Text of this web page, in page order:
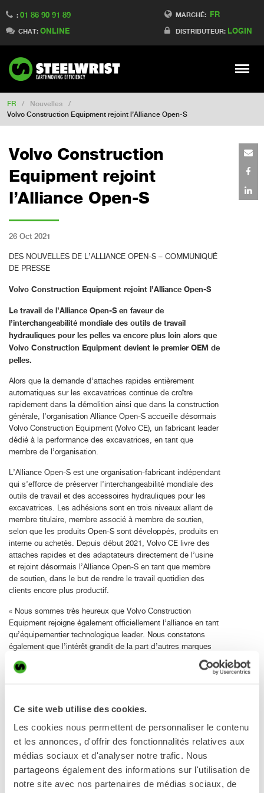
Ce site web utilise des cookies.
Les cookies nous permettent de personnaliser le contenu
et les annonces, d'offrir des fonctionnalités relatives aux
médias sociaux et d'analyser notre trafic. Nous
partageons également des informations sur l'utilisation de
notre site avec nos partenaires de médias sociaux, de
MARCHÉ: FR
DISTRIBUTEUR: LOGIN
: 01 86 90 91 89
CHAT: ONLINE
Meny
Switch to Finland
Switch to Denmark
Switch to China
Switch to Australia
Change market
FR / Nouvelles
/
Volvo Construction Equipment rejoint l’Alliance Open-S
Volvo Construction
Equipment rejoint
l’Alliance Open-S
26 Oct 2021
DES NOUVELLES DE L’ALLIANCE OPEN-S – COMMUNIQUÉ
DE PRESSE
Volvo Construction Equipment rejoint l’Alliance Open-S
Le travail de l’Alliance Open-S en faveur de
l’interchangeabilité mondiale des outils de travail
hydrauliques pour les pelles va encore plus loin alors que
Volvo Construction Equipment devient le premier OEM de
pelles.
Alors que la demande d’attaches rapides entièrement
automatiques sur les excavatrices continue de croître
rapidement dans la démolition ainsi que dans la construction
générale, l’organisation Alliance Open-S accueille désormais
Volvo Construction Equipment (Volvo CE), un fabricant leader
dédié à la performance des excavatrices, en tant que
membre de l’organisation.
L’Alliance Open-S est une organisation-fabricant indépendant
qui s’efforce de préserver l’interchangeabilité mondiale des
outils de travail et des accessoires hydrauliques pour les
excavatrices. Les adhésions sont en trois niveaux allant de
membre titulaire, membre associé à membre de soutien,
selon que les produits Open-S sont développés, produits en
interne ou achetés. Depuis début 2021, Volvo CE livre des
attaches rapides et des adaptateurs directement de l’usine
et rejoint désormais l’Alliance Open-S en tant que membre
de soutien, dans le but de rendre le travail quotidien des
clients encore plus productif.
« Nous sommes très heureux que Volvo Construction
Equipment rejoigne également officiellement l’alliance en tant
qu’équipementier technologique leader. Nous constatons
également que l’intérêt grandit de la part d’autres marques
de pelles. Je suis fermement convaincu que des interfaces
ouvertes et standardisées apporteront aux clients finaux des
dans une solution propriétaire détenue par un seul fabricant
Les travaux de normalisation se poursuivent depuis deux
ans dans le but de:
Augmenter la sécurité et l’efficacité des propriétaires de
pelles, des opérateurs et du personnel au sol grâce à